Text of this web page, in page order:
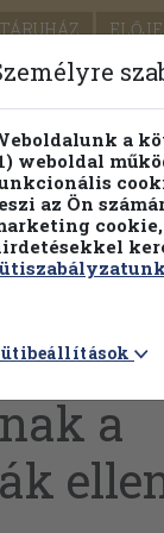
a
a
weboldal
az Ön